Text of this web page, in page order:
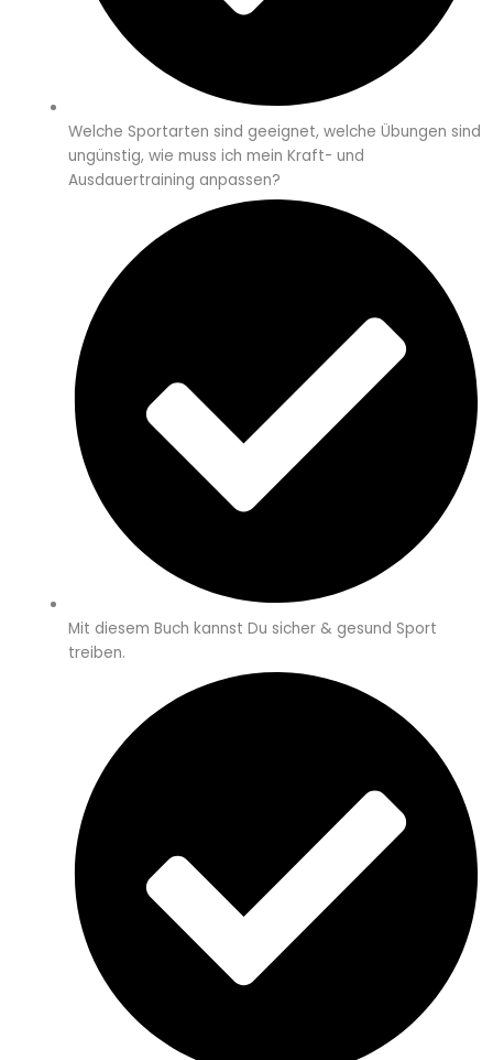
Welche Sportarten sind geeignet, welche Übungen sind
ungünstig, wie muss ich mein Kraft- und
Ausdauertraining anpassen?
Mit diesem Buch kannst Du sicher & gesund Sport
treiben.